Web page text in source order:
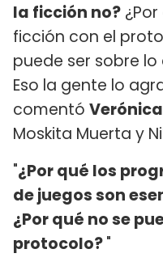
la ficción no?
ficción con el
puede ser sobre
Eso la gente lo
comentó
Moskita Muerta y
"¿Por qué los
de juegos son
¿Por qué no se
protocolo?"